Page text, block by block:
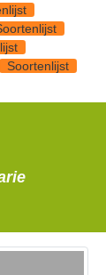
Soortenlijst